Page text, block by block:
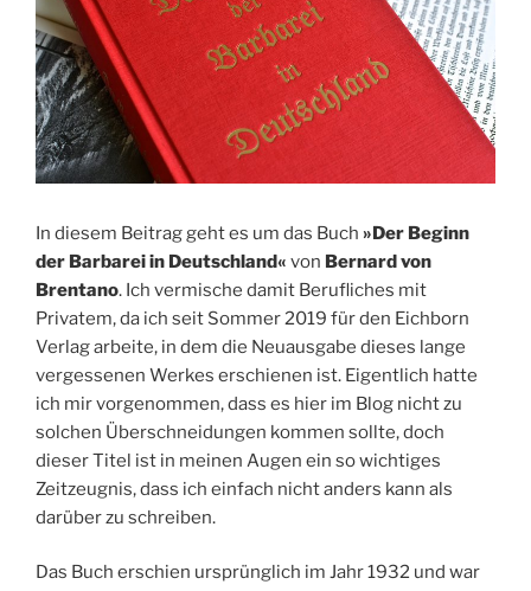
In diesem Beitrag geht es um das Buch »Der Beginn
der Barbarei in Deutschland« von Bernard von
Brentano. Ich vermische damit Berufliches mit
Privatem, da ich seit Sommer 2019 für den Eichborn
Verlag arbeite, in dem die Neuausgabe dieses lange
vergessenen Werkes erschienen ist. Eigentlich hatte
ich mir vorgenommen, dass es hier im Blog nicht zu
solchen Überschneidungen kommen sollte, doch
dieser Titel ist in meinen Augen ein so wichtiges
Zeitzeugnis, dass ich einfach nicht anders kann als
darüber zu schreiben.
Das Buch erschien ursprünglich im Jahr 1932 und war